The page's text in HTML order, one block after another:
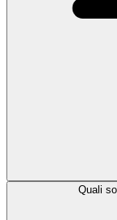
Quali